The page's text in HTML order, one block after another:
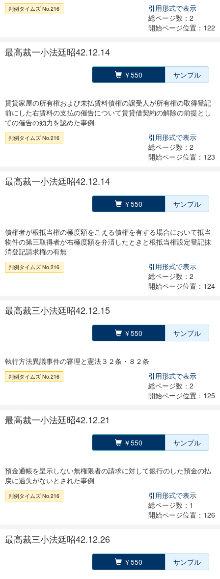
判例タイムズ No.216
引用形式で表示
総ページ数：2
開始ページ位置：122
最高裁一小法廷昭42.12.14
￥550 サンプル
賃貸家屋の所有権および未払賃料債権の譲受人が所有権の取得登記
前にした右賃料の支払の催告について賃貸借契約の解除の前提とし
ての催告の効力を認めた事例
判例タイムズ No.216
引用形式で表示
総ページ数：2
開始ページ位置：123
最高裁一小法廷昭42.12.14
￥550 サンプル
債権者が根抵当権の極度額をこえる債権を有する場合において抵当
物件の第三取得者が右極度額を弁済したときと根抵当権設定登記抹
消登記請求権の有無
判例タイムズ No.216
引用形式で表示
総ページ数：2
開始ページ位置：124
最高裁三小法廷昭42.12.15
￥550 サンプル
執行方法異議事件の審理と憲法３２条・８２条
判例タイムズ No.216
引用形式で表示
総ページ数：2
開始ページ位置：125
最高裁一小法廷昭42.12.21
￥550 サンプル
預金通帳を呈示しない無権限者の請求に対して銀行のした預金の払
戻に過失がないとされた事例
判例タイムズ No.216
引用形式で表示
総ページ数：1
開始ページ位置：126
最高裁三小法廷昭42.12.26
￥550 サンプル